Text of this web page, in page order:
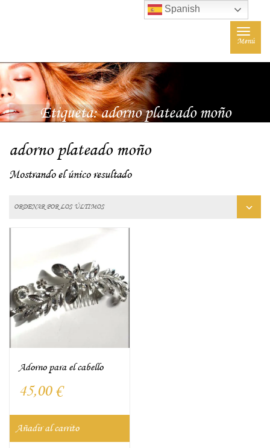
Toggle
Menú
Etiqueta:adorno plateado moño
adorno plateado moño
Mostrando el único resultado
Adorno para el cabello
45,00 €
Añadir al carrito
Spanish